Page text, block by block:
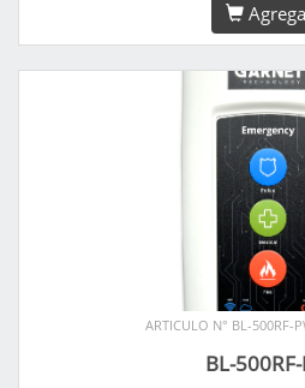
ARTICULO N° BL-500RF-
BL-